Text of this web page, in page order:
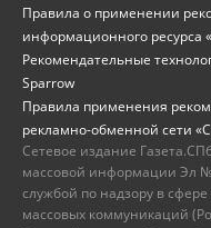
Правила о применении
информационного ресурса
Рекомендательные
Sparrow
Правила применения
рекламно-обменной сети
Сетевое издание
массовой информации Эл
службой по надзору в
массовых коммуникаций